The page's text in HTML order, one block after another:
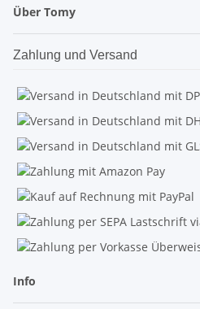
Über Tomy
Zahlung und Versand
Info